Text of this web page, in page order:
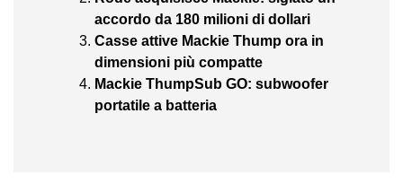
accordo da 180 milioni di dollari
Casse attive Mackie Thump ora in
dimensioni più compatte
Mackie ThumpSub GO: subwoofer
portatile a batteria